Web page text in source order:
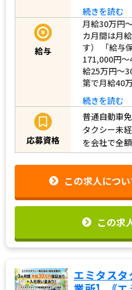
続きを読む
給与
月給30万円
カ月間は月
す） 「給与
171,000円
給25万円～
第で月給40
続きを読む
応募資格
普通自動車
タクシー未
を会社で全
この求人につ
この求
エミタス